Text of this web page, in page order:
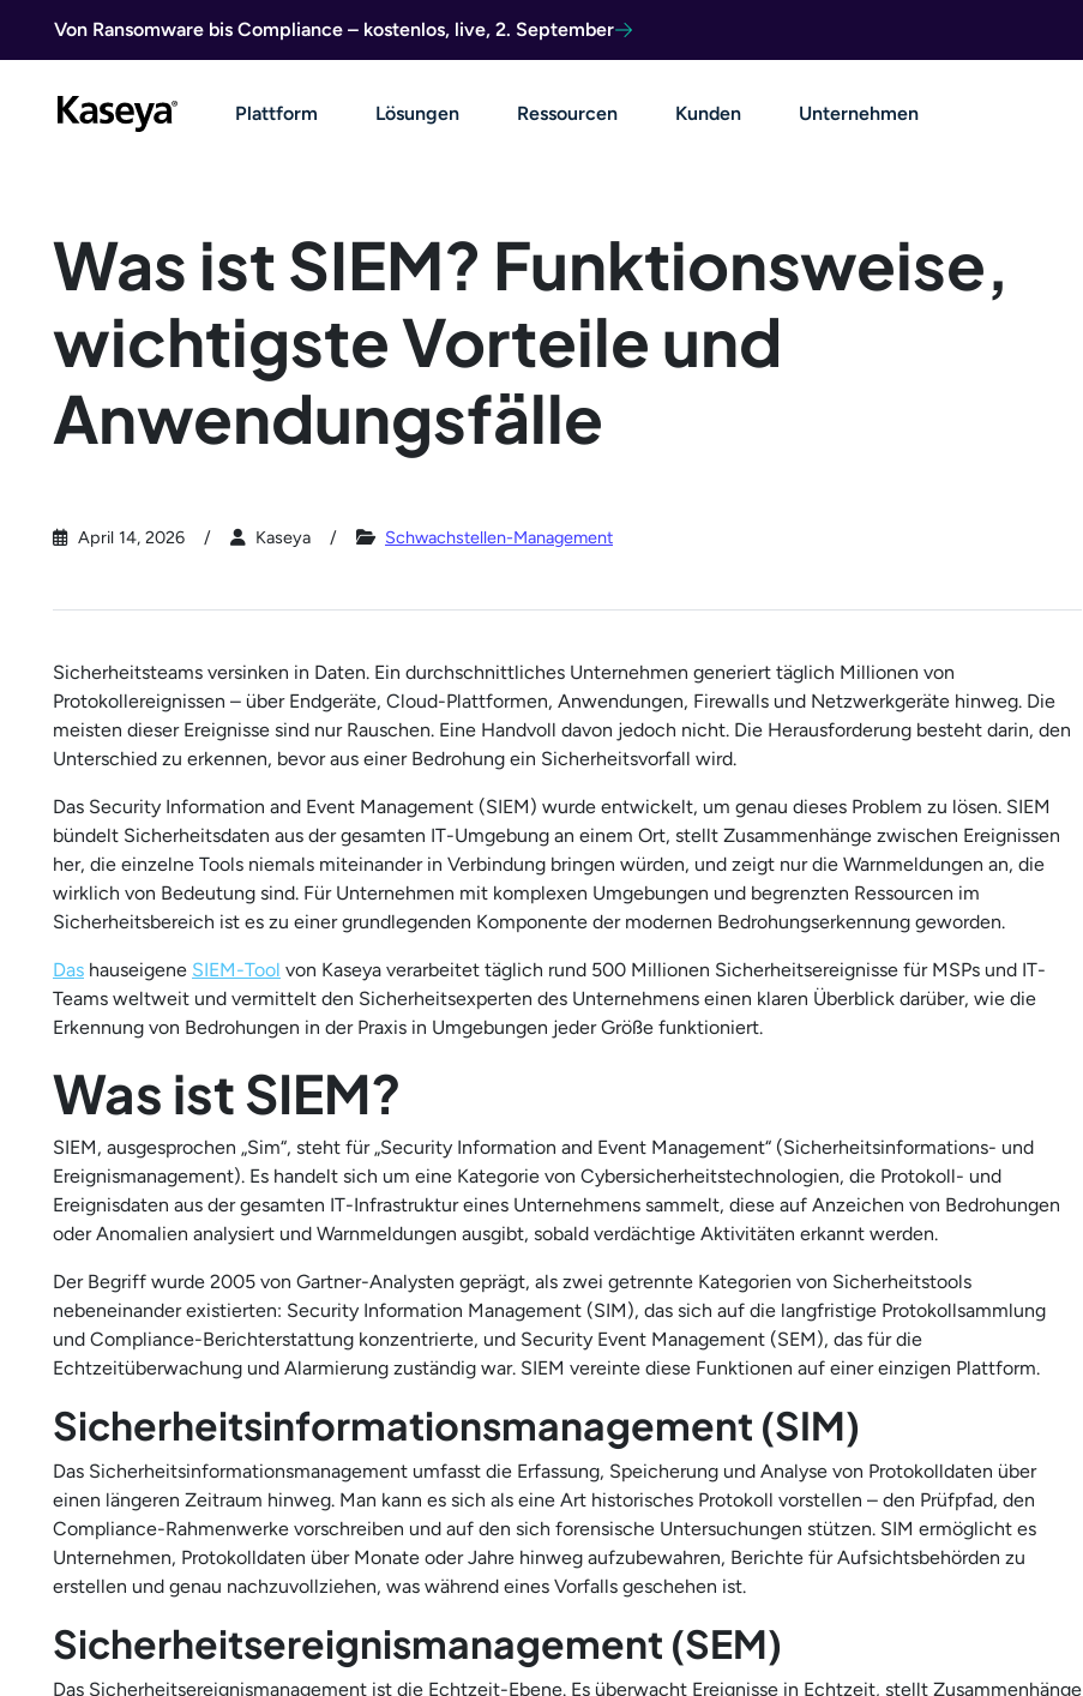
Von Ransomware bis Compliance – kostenlos, live, 2. September
Plattform Lösungen Ressourcen Kunden Unternehmen
Was ist SIEM? Funktionsweise,
wichtigste Vorteile und
Anwendungsfälle
April 14, 2026 Kaseya Schwachstellen-Management
Sicherheitsteams versinken in Daten. Ein durchschnittliches Unternehmen generiert täglich Millionen von
Protokollereignissen – über Endgeräte, Cloud-Plattformen, Anwendungen, Firewalls und Netzwerkgeräte hinweg. Die
meisten dieser Ereignisse sind nur Rauschen. Eine Handvoll davon jedoch nicht. Die Herausforderung besteht darin, den
Unterschied zu erkennen, bevor aus einer Bedrohung ein Sicherheitsvorfall wird.
Das Security Information and Event Management (SIEM) wurde entwickelt, um genau dieses Problem zu lösen. SIEM
bündelt Sicherheitsdaten aus der gesamten IT-Umgebung an einem Ort, stellt Zusammenhänge zwischen Ereignissen
her, die einzelne Tools niemals miteinander in Verbindung bringen würden, und zeigt nur die Warnmeldungen an, die
wirklich von Bedeutung sind. Für Unternehmen mit komplexen Umgebungen und begrenzten Ressourcen im
Sicherheitsbereich ist es zu einer grundlegenden Komponente der modernen Bedrohungserkennung geworden.
Das hauseigene SIEM-Tool von Kaseya verarbeitet täglich rund 500 Millionen Sicherheitsereignisse für MSPs und IT-
Teams weltweit und vermittelt den Sicherheitsexperten des Unternehmens einen klaren Überblick darüber, wie die
Erkennung von Bedrohungen in der Praxis in Umgebungen jeder Größe funktioniert.
Was ist SIEM?
SIEM, ausgesprochen „Sim“, steht für „Security Information and Event Management“ (Sicherheitsinformations- und
Ereignismanagement). Es handelt sich um eine Kategorie von Cybersicherheitstechnologien, die Protokoll- und
Ereignisdaten aus der gesamten IT-Infrastruktur eines Unternehmens sammelt, diese auf Anzeichen von Bedrohungen
oder Anomalien analysiert und Warnmeldungen ausgibt, sobald verdächtige Aktivitäten erkannt werden.
Der Begriff wurde 2005 von Gartner-Analysten geprägt, als zwei getrennte Kategorien von Sicherheitstools
nebeneinander existierten: Security Information Management (SIM), das sich auf die langfristige Protokollsammlung
und Compliance-Berichterstattung konzentrierte, und Security Event Management (SEM), das für die
Echtzeitüberwachung und Alarmierung zuständig war. SIEM vereinte diese Funktionen auf einer einzigen Plattform.
Sicherheitsinformationsmanagement (SIM)
Das Sicherheitsinformationsmanagement umfasst die Erfassung, Speicherung und Analyse von Protokolldaten über
einen längeren Zeitraum hinweg. Man kann es sich als eine Art historisches Protokoll vorstellen – den Prüfpfad, den
Compliance-Rahmenwerke vorschreiben und auf den sich forensische Untersuchungen stützen. SIM ermöglicht es
Unternehmen, Protokolldaten über Monate oder Jahre hinweg aufzubewahren, Berichte für Aufsichtsbehörden zu
erstellen und genau nachzuvollziehen, was während eines Vorfalls geschehen ist.
Sicherheitsereignismanagement (SEM)
Das Sicherheitsereignismanagement ist die Echtzeit-Ebene. Es überwacht Ereignisse in Echtzeit, stellt Zusammenhänge